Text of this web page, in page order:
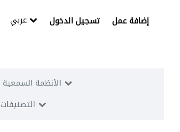
تسجيل الدخول إضافة عمل
الأنظمة السمعية
التصنيفات